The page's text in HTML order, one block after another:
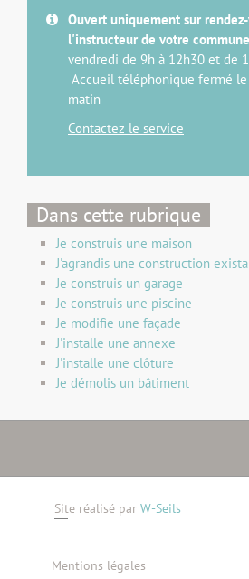
Ouvert uniquement sur
l'instructeur de votre commune
vendredi de 9h à 12h30 et de
Accueil téléphonique fermé
matin
Contactez le service
Dans cette rubrique
Je construis une maison
J'agrandis une construction
Je construis un garage
Je construis une piscine
Je modifie une façade
J'installe une annexe
J'installe une clôture
Je démolis un bâtiment
Site réalisé par W-Seils
Mentions légales